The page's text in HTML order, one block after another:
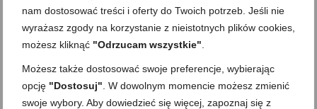
nam dostosować treści i oferty do Twoich potrzeb. Jeśli nie
wyrażasz zgody na korzystanie z nieistotnych plików cookies,
możesz kliknąć "Odrzucam wszystkie"
Możesz także dostosować swoje preferencje, wybierając
opcję "Dostosuj" . W dowolnym momencie możesz zmienić
swoje wybory. Aby dowiedzieć się więcej, zapoznaj się z